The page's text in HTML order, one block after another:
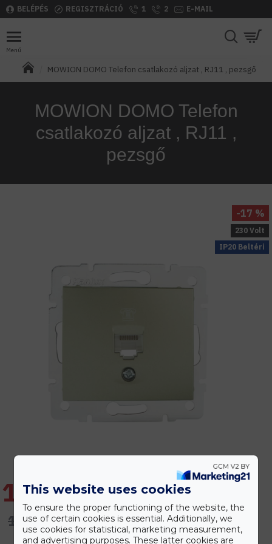
BELÉPÉS REGISZTRÁCIÓ 1 2 E-MAIL
MOWION DOMO Telefon csatlakozó aljzat , RJ11 , pezsgő
MOWION DOMO Telefon
csatlakozó aljzat , RJ11 ,
pezsgő
IP20 Beltéri
230 Volt
-17 %
1.563 Ft
1.876 Ft
This website uses cookies
To ensure the proper functioning of the website, the
use of certain cookies is essential. Additionally, we
use cookies for statistical, marketing measurement,
and advertising purposes. These latter cookies are